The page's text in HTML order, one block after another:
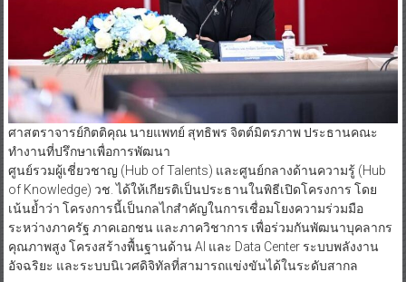
ศาสตราจารย์กิตติคุณ นายแพทย์ สุทธิพร จิตต์มิตรภาพ ประธานคณะ
ทำงานที่ปรึกษาเพื่อการพัฒนา
ศูนย์รวมผู้เชี่ยวชาญ (Hub of Talents) และศูนย์กลางด้านความรู้ (Hub
of Knowledge) วช. ได้ให้เกียรติเป็นประธานในพิธีเปิดโครงการ โดย
เน้นย้ำว่า โครงการนี้เป็นกลไกสำคัญในการเชื่อมโยงความร่วมมือ
ระหว่างภาครัฐ ภาคเอกชน และภาควิชาการ เพื่อร่วมกันพัฒนาบุคลากร
คุณภาพสูง โครงสร้างพื้นฐานด้าน AI และ Data Center ระบบพลังงาน
อัจฉริยะ และระบบนิเวศดิจิทัลที่สามารถแข่งขันได้ในระดับสากล